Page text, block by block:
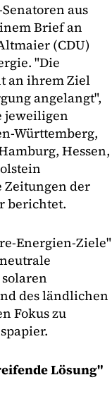
aus
Brief an
(CDU)
"Die
an ihrem Ziel
angelangt",
jeweiligen
Württemberg,
Hessen,
Zeitungen der
berichtet.
Energien-Ziele"
des ländlichen
Fokus zu
Lösung"